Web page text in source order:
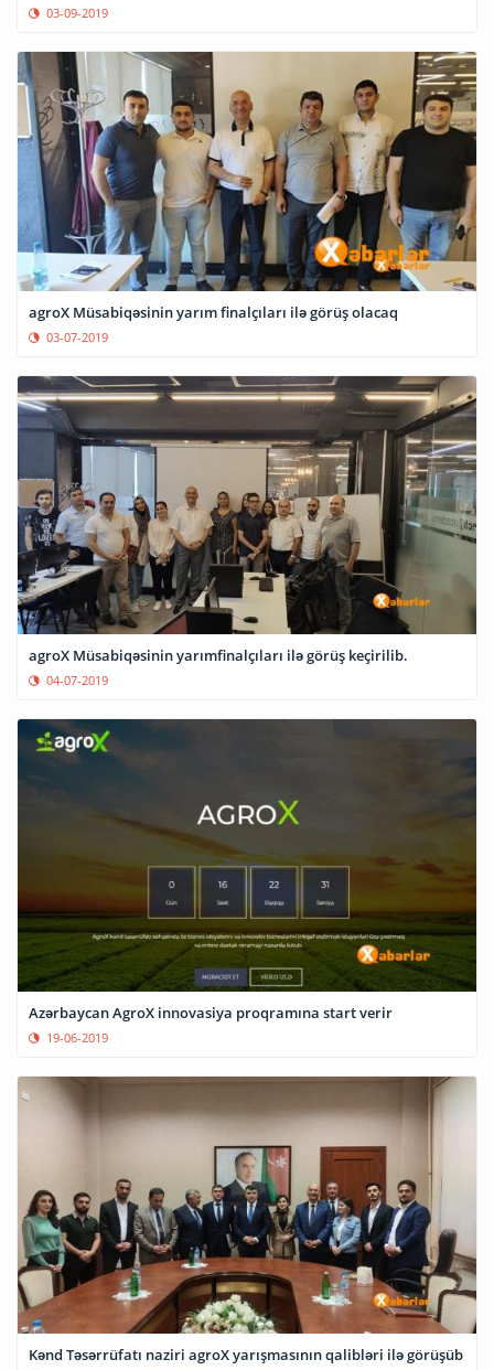
03-09-2019
agroX Müsabiqəsinin yarım finalçıları ilə görüş olacaq
03-07-2019
agroX Müsabiqəsinin yarımfinalçıları ilə görüş keçirilib.
04-07-2019
Azərbaycan AgroX innovasiya proqramına start verir
19-06-2019
Kənd Təsərrüfatı naziri agroX yarışmasının qalibləri ilə görüşüb